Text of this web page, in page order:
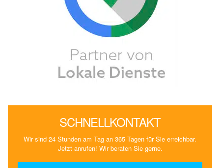
SCHNELLKONTAKT
Wir sind 24 Stunden am Tag an 365 Tagen für Sie erreichbar.
Jetzt anrufen! Wir beraten Sie gerne.